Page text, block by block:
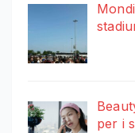
per i